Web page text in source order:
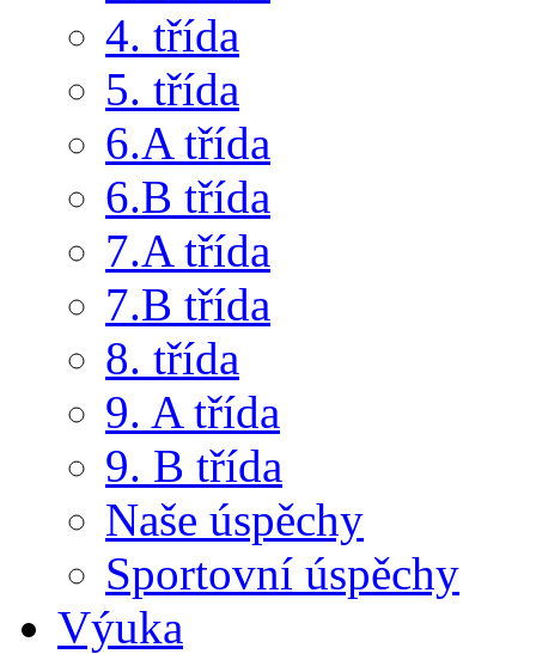
4. třída
5. třída
6.A třída
6.B třída
7.A třída
7.B třída
8. třída
9. A třída
9. B třída
Naše úspěchy
Sportovní úspěchy
Výuka